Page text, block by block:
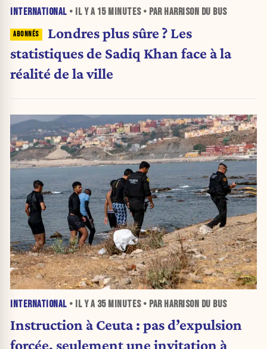
INTERNATIONAL • IL Y A 15 MINUTES• PAR HARRISON DU BUS
Londres plus sûre ? Les
statistiques de Sadiq Khan face à la
réalité de la ville
INTERNATIONAL • IL Y A 35 MINUTES• PAR HARRISON DU BUS
Instruction à Ceuta : pas d’expulsion
forcée, seulement une invitation à